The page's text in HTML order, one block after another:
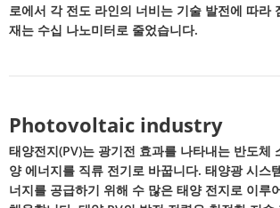
로에서 각 전도 라인의 너비는 기술 발전에 따라
재는 수십 나노미터로 줄었습니다.
Photovoltaic industry
태양전지(PV)는 광기전 효과를 나타내는 반도체
양 에너지를 직류 전기로 바꿉니다. 태양광 시스
너지를 공급하기 위해 수 많은 태양 전지로 이루